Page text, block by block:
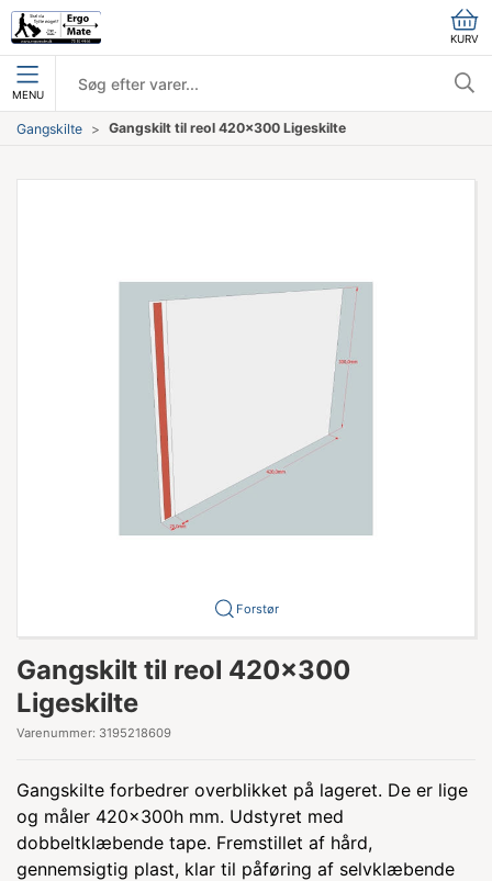
KURV
MENU
Gangskilte Gangskilt til reol 420x300 Ligeskilte
Forstør
Gangskilt til reol 420x300
Ligeskilte
Varenummer: 3195218609
Gangskilte forbedrer overblikket på lageret. De er lige
og måler 420x300h mm. Udstyret med
dobbeltklæbende tape. Fremstillet af hård,
gennemsigtig plast, klar til påføring af selvklæbende